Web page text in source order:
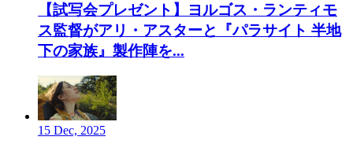
【試写会プレゼント】ヨルゴス・ランティモ
ス監督がアリ・アスターと『パラサイト 半地
下の家族』製作陣を...
15 Dec, 2025